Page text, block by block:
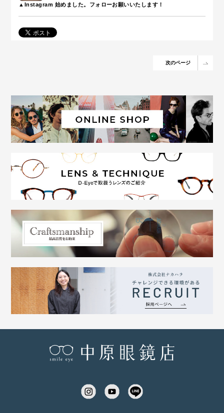
▲Instagram 始めました。フォローお願いいたします！
次のページ